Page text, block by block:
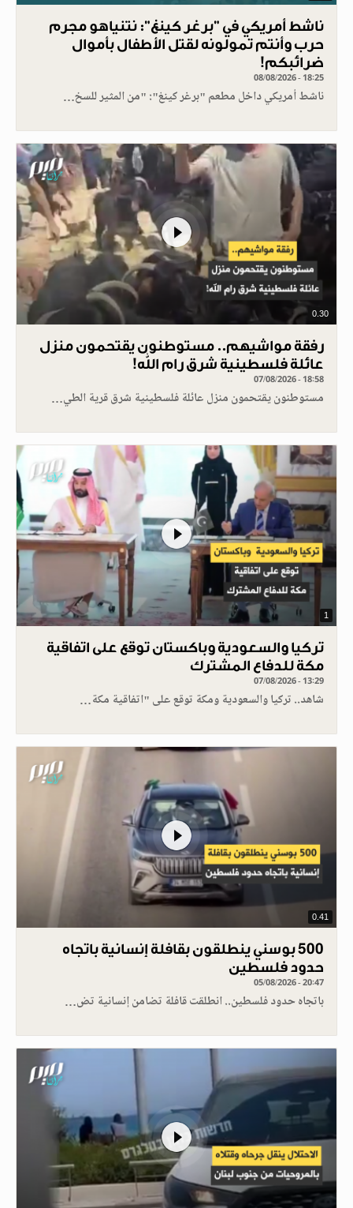
ناشط أمريكي في "برغر كينغ": نتنياهو مجرم
حرب وأنتم تمولونه لقتل الأطفال بأموال
ضرائبكم!
08/08/2026 - 18:25
ناشط أمريكي داخل مطعم "برغر كينغ": "من المثير للسخ…
0.30
رفقة مواشيهم.. مستوطنون يقتحمون منزل
عائلة فلسطينية شرق رام الله!
07/08/2026 - 18:58
مستوطنون يقتحمون منزل عائلة فلسطينية شرق قرية الطي…
1
تركيا والسعودية وباكستان توقع على اتفاقية
مكة للدفاع المشترك
07/08/2026 - 13:29
شاهد.. تركيا والسعودية ومكة توقع على "اتفاقية مكة…
0.41
500 بوسني ينطلقون بقافلة إنسانية باتجاه
حدود فلسطين
05/08/2026 - 20:47
باتجاه حدود فلسطين.. انطلقت قافلة تضامن إنسانية تض…